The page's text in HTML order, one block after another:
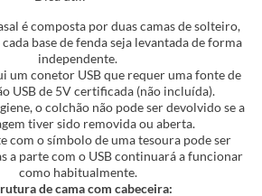
é composta por duas camas de solteiro,
base de fenda seja levantada de forma
independente.
um conetor USB que requer uma fonte de
USB de 5V certificada (não incluída).
o colchão não pode ser devolvido se a
tiver sido removida ou aberta.
com o símbolo de uma tesoura pode ser
a parte com o USB continuará a funcionar
como habitualmente.
de cama com cabeceira: